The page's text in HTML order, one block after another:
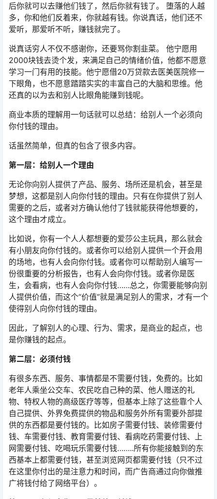
后你就可以去赚他们钱了，然后你就有钱了。 堕落的人越
多，你和他们反着来，你就越有钱。你说真话，他们还不
爱听，那爱听不听，赚钱就完了。
说真话穷人不仅不感谢你，还要骂你割韭菜。 他宁愿用
2000块钱去烫个发，来满足自己的情绪价值，他都不愿意
学习一门有用的技能。他宁愿借20万贷款去医美医院修一
下眼角，也不愿意踏踏实实的丰富自己的大脑和思维。他
还真的以为去和别人比眼角能赚到钱呢。
商业本质的理解用一句话就可以总结：给别人一个必须向
你付钱的理由。
话虽然简单，但真的包含了很多内容。
第一层：给别人一个理由
无论你向别人提供了产品、服务、场所还是机会，甚至是
梦想，这都是别人向你付钱的理由。只有在你提供了别人
需要的之后，或者对方确认他付了钱就能获得他想要的，
这个理由才成立。
比如说，你有一个人人都想要的爱莎公主玩具，那么就会
有小朋友向你付钱的。或者你可以给别人提供一个开会用
的场地，也有人会向你付钱。或者你可以帮助别人编写一
份很重要的分析报告，也有人会向你付钱。或者你是医
生，会看病，也有人会向你付钱……总之，你需要能够向别
人提供价值，而这个“价值”就是满足别人的需求，才有一个
使得别人向你付钱的理由。
因此，了解别人的心理、行为、需求，是商业的起点，也
是你赚钱的起点。
第二层：必须付钱
有很多东西、服务、事情都是不需要付钱，免费的。比如
老年人乘坐公交车、农民吃自己种的菜、他人赠送的礼
物、特权人物的高级医疗等等，但基本上除了这些靠个人
自己提供、外界免费提供的物品和服务外所有需要外部提
供的东西都是要付钱的。比如房子需要付钱、装修需要付
钱、车需要付钱、教育需要付钱、看病吃药需要付钱、上
网需要付钱、吃喝玩乐需要付钱……..所有你能接触到的东
西基本上都需要付钱，甚至浏览网页都需要付钱（只不过
在这里你付出的是注意力和时间，而广告商通过向你做推
广将钱付给了网络平台）。